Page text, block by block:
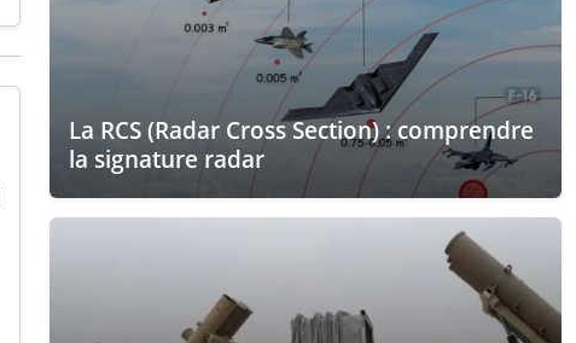
La RCS (Radar Cross Section) : comprendre
la signature radar